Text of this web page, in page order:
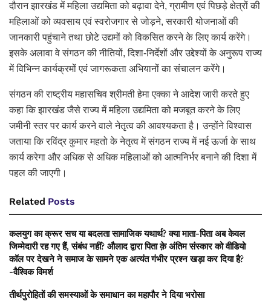
दौरान झारखंड में महिला उद्यमिता को बढ़ावा देने, ग्रामीण एवं पिछड़े क्षेत्रों की
महिलाओं को व्यवसाय एवं स्वरोजगार से जोड़ने, सरकारी योजनाओं की
जानकारी पहुंचाने तथा छोटे उद्यमों को विकसित करने के लिए कार्य करेंगे।
इसके अलावा वे संगठन की नीतियों, दिशा-निर्देशों और उद्देश्यों के अनुरूप राज्य
में विभिन्न कार्यक्रमों एवं जागरूकता अभियानों का संचालन करेंगे।
संगठन की राष्ट्रीय महासचिव श्रीमती हेमा एक्का ने आदेश जारी करते हुए
कहा कि झारखंड जैसे राज्य में महिला उद्यमिता को मजबूत करने के लिए
जमीनी स्तर पर कार्य करने वाले नेतृत्व की आवश्यकता है। उन्होंने विश्वास
जताया कि रविंद्र कुमार महतो के नेतृत्व में संगठन राज्य में नई ऊर्जा के साथ
कार्य करेगा और अधिक से अधिक महिलाओं को आत्मनिर्भर बनाने की दिशा में
पहल की जाएगी।
Related Posts
कलयुग का क्रूर सच या बदलता सामाजिक यथार्थ? क्या माता-पिता अब केवल
जिम्मेदारी रह गए हैं, संबंध नहीं? औलाद द्वारा पिता क़े अंतिम संस्कार को वीडियो
कॉल पर देखने ने समाज के सामने एक अत्यंत गंभीर प्रश्न खड़ा कर दिया है?
-वैश्विक विमर्श
तीर्थपुरोहितों की समस्याओं के समाधान का महापौर ने दिया भरोसा